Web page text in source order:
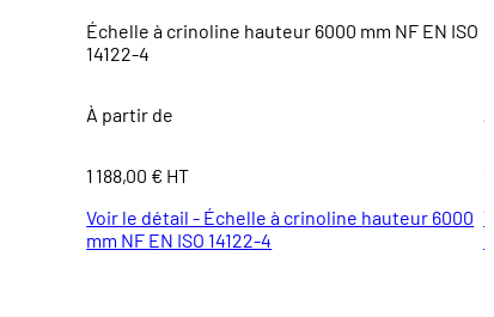
Échelle à crinoline hauteur 6000 mm NF EN ISO
14122-4
À partir de
1 188,00 € HT
Voir le détail - Échelle à crinoline hauteur 6000
mm NF EN ISO 14122-4